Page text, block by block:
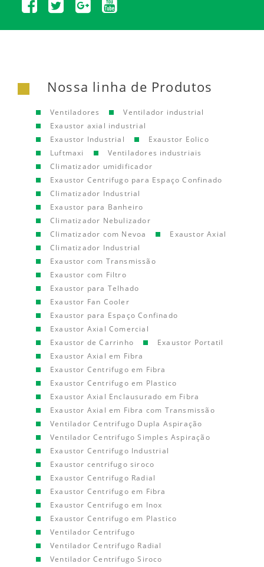
Nossa linha de Produtos
Ventiladores
Ventilador industrial
Exaustor axial industrial
Exaustor Industrial
Exaustor Eolico
Luftmaxi
Ventiladores industriais
Climatizador umidificador
Exaustor Centrifugo para Espaço Confinado
Climatizador Industrial
Exaustor para Banheiro
Climatizador Nebulizador
Climatizador com Nevoa
Exaustor Axial
Climatizador Industrial
Exaustor com Transmissão
Exaustor com Filtro
Exaustor para Telhado
Exaustor Fan Cooler
Exaustor para Espaço Confinado
Exaustor Axial Comercial
Exaustor de Carrinho
Exaustor Portatil
Exaustor Axial em Fibra
Exaustor Centrifugo em Fibra
Exaustor Centrifugo em Plastico
Exaustor Axial Enclausurado em Fibra
Exaustor Axial em Fibra com Transmissão
Ventilador Centrifugo Dupla Aspiração
Ventilador Centrifugo Simples Aspiração
Exaustor Centrifugo Industrial
Exaustor centrifugo siroco
Exaustor Centrifugo Radial
Exaustor Centrifugo em Fibra
Exaustor Centrifugo em Inox
Exaustor Centrifugo em Plastico
Ventilador Centrifugo
Ventilador Centrifugo Radial
Ventilador Centrifugo Siroco